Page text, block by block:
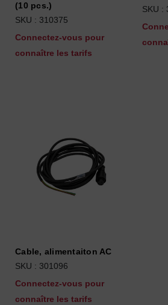
(10 pcs.)
SKU : 310375
Connectez-vous pour
connaître les tarifs
SKU :
Cable, alimentaiton AC
SKU : 301096
Connectez-vous pour
connaître les tarifs